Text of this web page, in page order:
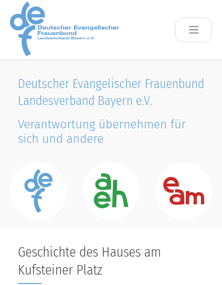
Skip to main content
Deutscher Evangelischer Frauenbund
Landesverband Bayern e.V.
Verantwortung übernehmen für
sich und andere
Geschichte des Hauses am
Kufsteiner Platz